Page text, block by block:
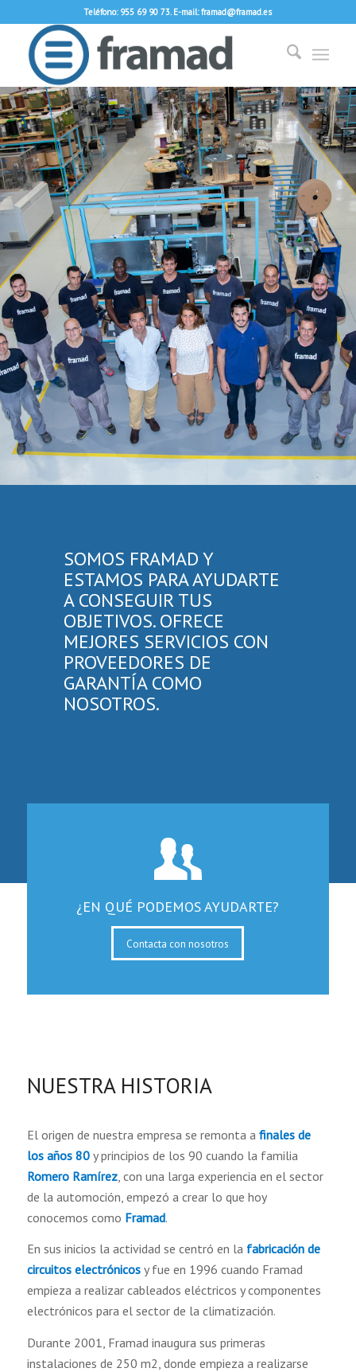
Teléfono: 955 69 90 73. E-mail: framad@framad.es
SOMOS FRAMAD Y
ESTAMOS PARA AYUDARTE
A CONSEGUIR TUS
OBJETIVOS. OFRECE
MEJORES SERVICIOS CON
PROVEEDORES DE
GARANTÍA COMO
NOSOTROS.
¿EN QUÉ PODEMOS AYUDARTE?
Contacta con nosotros
NUESTRA HISTORIA
El origen de nuestra empresa se remonta a finales de
los años 80y principios de los 90 cuando la familia
Romero Ramírez, con una larga experiencia en el sector
de la automoción, empezó a crear lo que hoy
conocemos como Framad.
En sus inicios la actividad se centró en la fabricación de
circuitos electrónicosy fue en 1996 cuando Framad
empieza a realizar cableados eléctricos y componentes
electrónicos para el sector de la climatización.
Durante 2001, Framad inaugura sus primeras
instalaciones de 250 m2, donde empieza a realizarse